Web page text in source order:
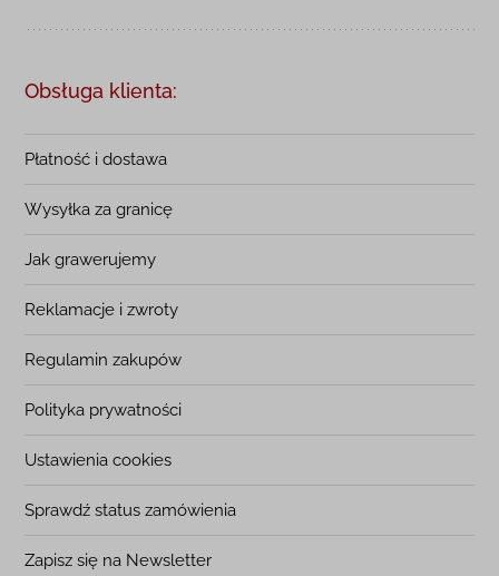
Obsługa klienta:
Płatność i dostawa
Wysyłka za granicę
Jak grawerujemy
Reklamacje i zwroty
Regulamin zakupów
Polityka prywatności
Ustawienia cookies
Sprawdź status zamówienia
Zapisz się na Newsletter